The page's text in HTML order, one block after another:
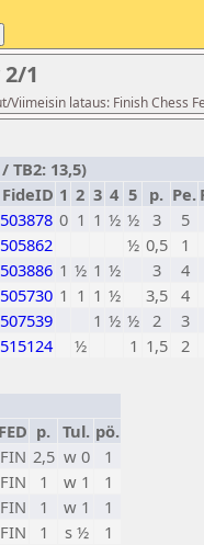
1
lataus: Finish Chess
TB2: 13,5)
FideID 1 2 3 4 5 p. Pe.
503878 0 1 1 ½ ½ 3 5
505862 ½ 0,5 1
503886 1 ½ 1 ½ 3 4
505730 1 1 1 ½ 3,5 4
507539 1 ½ ½ 2 3
515124 ½ 1 1,5 2
FED p. Tul. pö.
FIN 2,5 w 0
1
FIN 1 w 1
1
FIN 1 w 1
1
FIN 1 s ½
1